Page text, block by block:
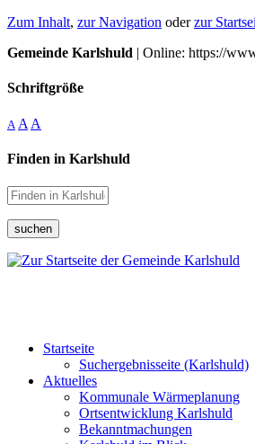
Zum Inhalt, zur Navigation oderzur
Gemeinde Karlshuld | Online: https://
Schriftgröße
A A A
Finden in Karlshuld
suchen
Startseite
Suchergebnisseite (Karlshuld)
Aktuelles
Kommunale Wärmeplanung
Ortsentwicklung Karlshuld
Bekanntmachungen